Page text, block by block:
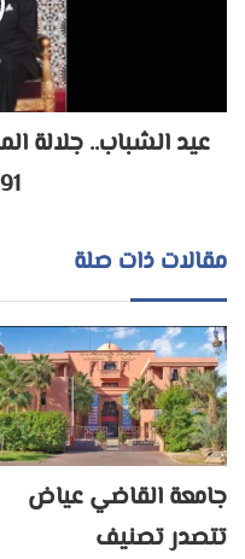
عيد الشباب.. جلالة
591
مقالات ذات صلة
جامعة القاضي عياض
تتصدر تصنيف